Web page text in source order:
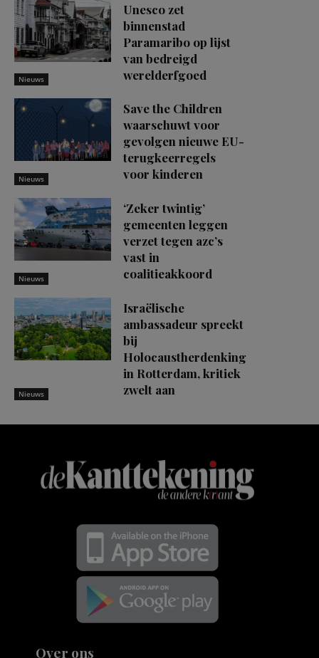
Nieuws
Unesco zet
binnenstad
Paramaribo op lijst
van bedreigd
werelderfgoed
Nieuws
Save the Children
waarschuwt voor
gevolgen nieuwe EU-
terugkeerregels
voor kinderen
Nieuws
‘Zeker twintig’
gemeenten leggen
verzet tegen azc’s
vast in
coalitieakkoord
Nieuws
Israëlische
ambassadeur spreekt
bij
Holocaustherdenking
in Rotterdam, kritiek
zwelt aan
Over ons